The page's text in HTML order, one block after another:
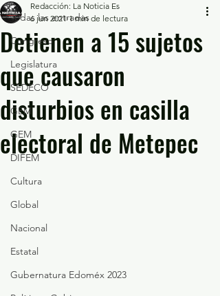
Todas las entradas
Congreso
Legislatura
SEDECO
GEM
GEM
DIFEM
Cultura
Global
Nacional
Estatal
Gubernatura Edoméx 2023
Detienen a 15 sujetos
que causaron
disturbios en casilla
electoral de Metepec
Redacción: La Noticia Es
6 jun 2021 1 min de lectura